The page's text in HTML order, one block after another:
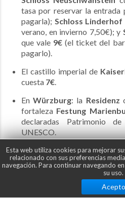
tasa por reservar la entrada
pagarla); Schloss Linderhof
verano, en invierno 7,50€); y
que vale 9€ (el ticket del
pagarlo).
El castillo imperial de
cuesta 7€
EnWürzburg: la Residenz
fortaleza Festung
declaradas Patrimonio
UNESCO.
Tienes que tener en cuenta
los lugares de interés
de entrada prioritario/rápida
como Schloss Neuschwanstein.
mejor es hacer la reserva por
Esta web utiliza cookies para mejorar
relacionado con sus preferencias
navegación. Para continuar navegando
su uso.
Acepto